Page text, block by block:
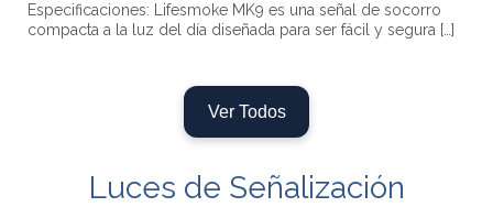
Especificaciones: Lifesmoke MK9 es una señal de socorro
compacta a la luz del día diseñada para ser fácil y segura […]
Ver Todos
Luces de Señalización